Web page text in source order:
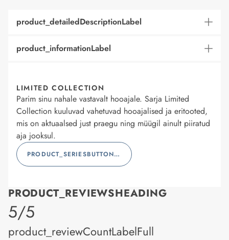
product_detailedDescriptionLabel
product_informationLabel
LIMITED COLLECTION
Parim sinu nahale vastavalt hooajale. Sarja Limited
Collection kuuluvad vahetuvad hooajalised ja eritooted,
mis on aktuaalsed just praegu ning müügil ainult piiratud
aja jooksul.
PRODUCT_SERIESBUTTONLABEL
PRODUCT_REVIEWSHEADING
product_rating
5/5
product_reviewCountLabelFull